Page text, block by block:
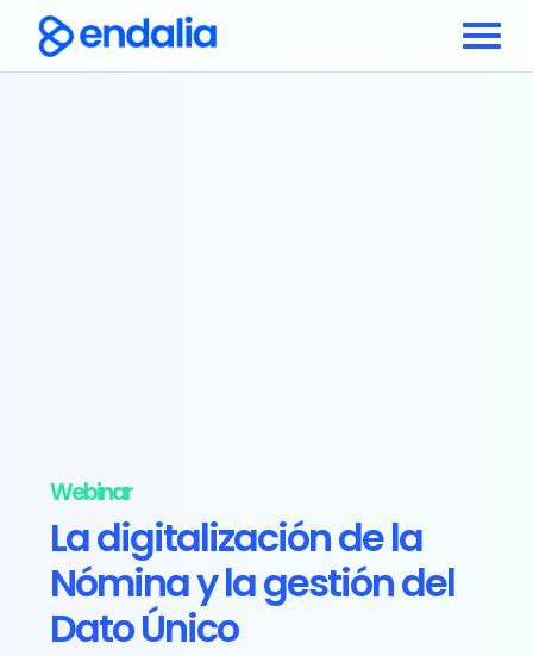
Webinar
La digitalización de la
Nómina y la gestión del
Dato Único